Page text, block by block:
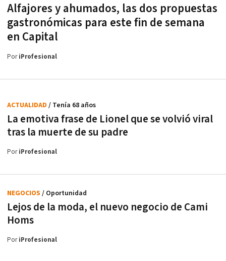
Alfajores y ahumados, las dos propuestas
gastronómicas para este fin de semana
en Capital
PoriProfesional
La emotiva frase de Lionel que se volvió viral
tras la muerte de su padre
ACTUALIDAD / Tenía 68 años
PoriProfesional
Lejos de la moda, el nuevo negocio de Cami
Homs
NEGOCIOS / Oportunidad
PoriProfesional